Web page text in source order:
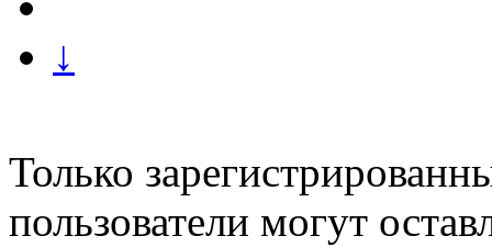
↓
Только
пользователи могут